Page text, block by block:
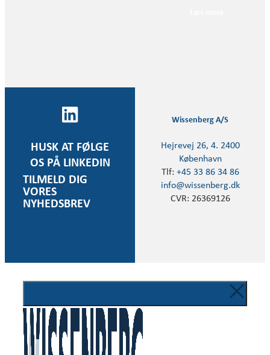
HUSK AT FØLGE
OS PÅ LINKEDIN
TILMELD DIG
VORES
NYHEDSBREV
Wissenberg A/S
Hejrevej 26, 4. 2400
København
Tlf: +45 33 86 34 86
info@wissenberg.dk
CVR: 26369126